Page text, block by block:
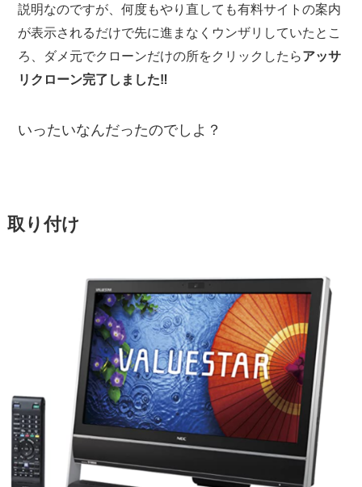
説明なのですが、何度もやり直しても有料サイトの案内
が表示されるだけで先に進まなくウンザリしていたとこ
ろ、ダメ元でクローンだけの所をクリックしたらアッサ
リクローン完了しました‼️
いったいなんだったのでしよ？
取り付け